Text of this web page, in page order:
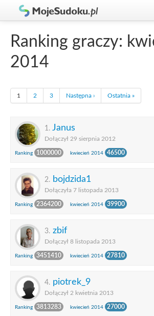
Gracze
Ranking graczy:
2014
1 2 3 Następna › Ostatnia »
1. Janus
Dołączył 29 sierpnia 2012
Ranking 1000000 kwiecień 2014 46500
2. bojdzida1
Dołączyła 7 listopada 2013
Ranking 2364200 kwiecień 2014 39900
3. zbif
Dołączył 8 listopada 2013
Ranking 3451410 kwiecień 2014 27810
4. piotrek_9
Dołączył 2 kwietnia 2013
Ranking 3813283 kwiecień 2014 27000